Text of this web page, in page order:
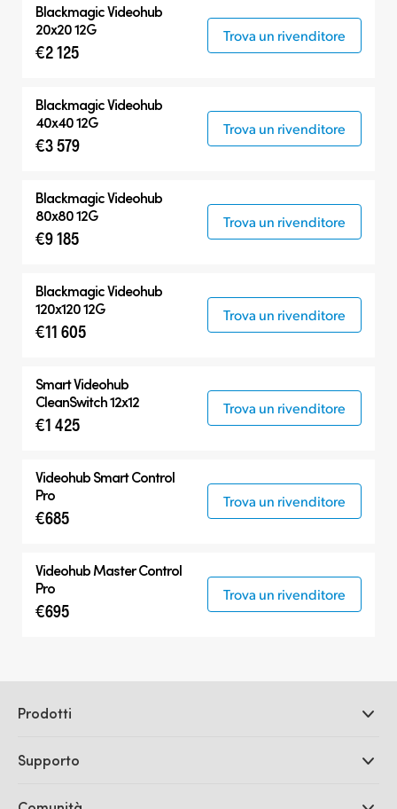
Blackmagic Videohub
20x20 12G
€2 125
Trova un rivenditore
Blackmagic Videohub
40x40 12G
€3 579
Trova un rivenditore
Blackmagic Videohub
80x80 12G
€9 185
Trova un rivenditore
Blackmagic Videohub
120x120 12G
€11 605
Trova un rivenditore
Smart Videohub
CleanSwitch 12x12
€1 425
Trova un rivenditore
Videohub Smart Control
Pro
€685
Trova un rivenditore
Videohub Master Control
Pro
€695
Trova un rivenditore
Prodotti
DaVinci Resolve e Fusion
Supporto